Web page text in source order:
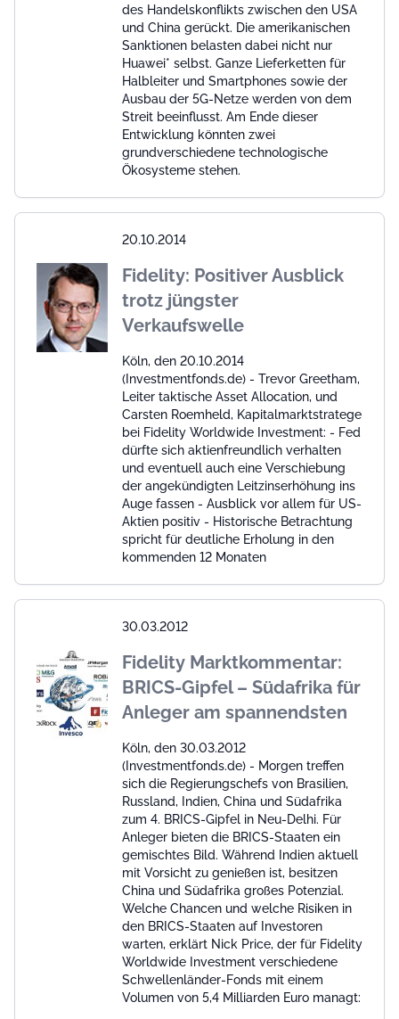
des Handelskonflikts zwischen den USA
und China gerückt. Die amerikanischen
Sanktionen belasten dabei nicht nur
Huawei* selbst. Ganze Lieferketten für
Halbleiter und Smartphones sowie der
Ausbau der 5G-Netze werden von dem
Streit beeinflusst. Am Ende dieser
Entwicklung könnten zwei
grundverschiedene technologische
Ökosysteme stehen.
20.10.2014
Fidelity: Positiver Ausblick
trotz jüngster
Verkaufswelle
Köln, den 20.10.2014
(Investmentfonds.de) - Trevor Greetham,
Leiter taktische Asset Allocation, und
Carsten Roemheld, Kapitalmarktstratege
bei Fidelity Worldwide Investment: - Fed
dürfte sich aktienfreundlich verhalten
und eventuell auch eine Verschiebung
der angekündigten Leitzinserhöhung ins
Auge fassen - Ausblick vor allem für US-
Aktien positiv - Historische Betrachtung
spricht für deutliche Erholung in den
kommenden 12 Monaten
30.03.2012
Fidelity Marktkommentar:
BRICS-Gipfel – Südafrika für
Anleger am spannendsten
Köln, den 30.03.2012
(Investmentfonds.de) - Morgen treffen
sich die Regierungschefs von Brasilien,
Russland, Indien, China und Südafrika
zum 4. BRICS-Gipfel in Neu-Delhi. Für
Anleger bieten die BRICS-Staaten ein
gemischtes Bild. Während Indien aktuell
mit Vorsicht zu genießen ist, besitzen
China und Südafrika großes Potenzial.
Welche Chancen und welche Risiken in
den BRICS-Staaten auf Investoren
warten, erklärt Nick Price, der für Fidelity
Worldwide Investment verschiedene
Schwellenländer-Fonds mit einem
Volumen von 5,4 Milliarden Euro managt: